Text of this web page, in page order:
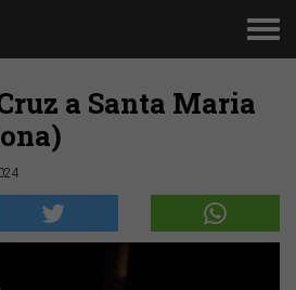
a Santa Maria